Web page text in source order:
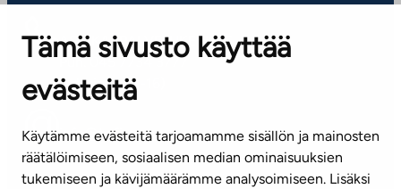
Tämä sivusto käyttää
evästeitä
Käytämme evästeitä tarjoamamme sisällön ja mainosten
räätälöimiseen, sosiaalisen median ominaisuuksien
tukemiseen ja kävijämäärämme analysoimiseen. Lisäksi
ASIAKASPALVELUKESKUS
Puh. 045 7734 3777
(arkisin klo 8-16)
info@ta.fi